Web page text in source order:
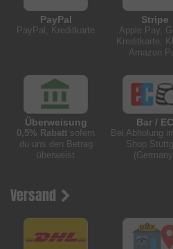
PayPal
PayPal, Kreditkarte
Stripe
Apple Pay,
Kreditkarte,
Amazon
Überweisung
0,5% Rabatt sofern
du uns den Betrag
überweist
Bar / EC
Bei Abholung
Shop
Versand